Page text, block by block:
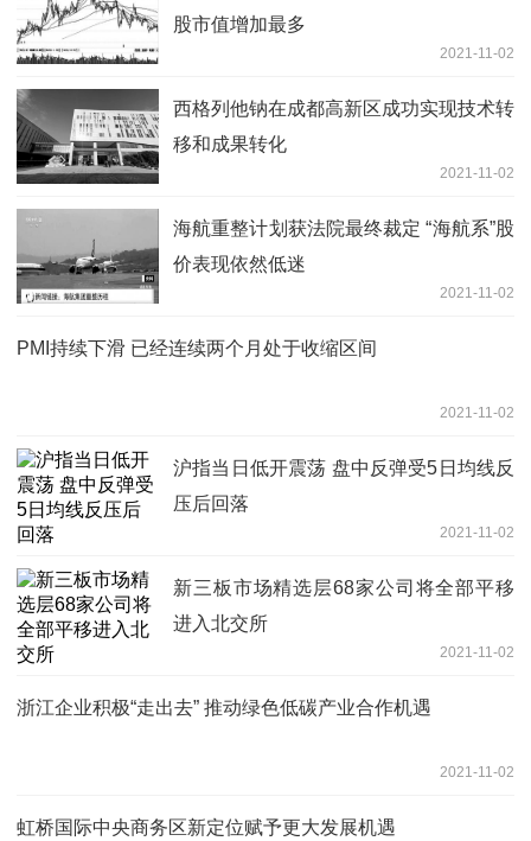
股市值增加最多
2021-11-02
西格列他钠在成都高新区成功实现技术转
移和成果转化
2021-11-02
海航重整计划获法院最终裁定 “海航系”股
价表现依然低迷
2021-11-02
PMI持续下滑 已经连续两个月处于收缩区间
2021-11-02
沪指当日低开震荡 盘中反弹受5日均线反
压后回落
2021-11-02
新三板市场精选层68家公司将全部平移
进入北交所
2021-11-02
浙江企业积极“走出去” 推动绿色低碳产业合作机遇
2021-11-02
虹桥国际中央商务区新定位赋予更大发展机遇